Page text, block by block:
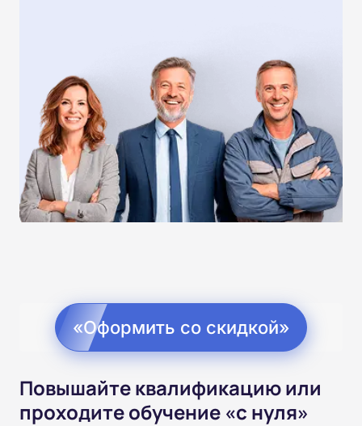
«Оформить со скидкой»
Повышайте квалификацию или
проходите обучение «с нуля»